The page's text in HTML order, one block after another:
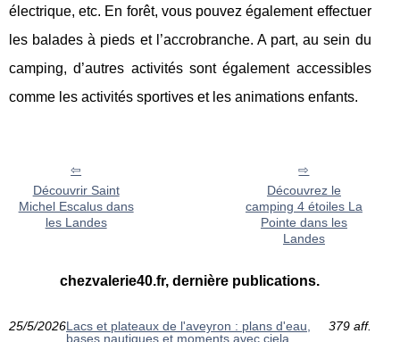
électrique, etc. En forêt, vous pouvez également effectuer
les balades à pieds et l’accrobranche. A part, au sein du
camping, d’autres activités sont également accessibles
comme les activités sportives et les animations enfants.
Découvrir Saint
Michel Escalus dans
les Landes
Découvrez le
camping 4 étoiles La
Pointe dans les
Landes
chezvalerie40.fr, dernière publications.
25/5/2026Lacs et plateaux de l'aveyron : plans d'eau,
bases nautiques et moments avec ciela
379 aff.